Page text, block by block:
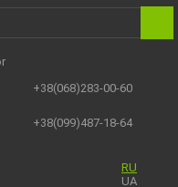
+38(068)283-00-60
+38(099)487-18-64
RU
UA